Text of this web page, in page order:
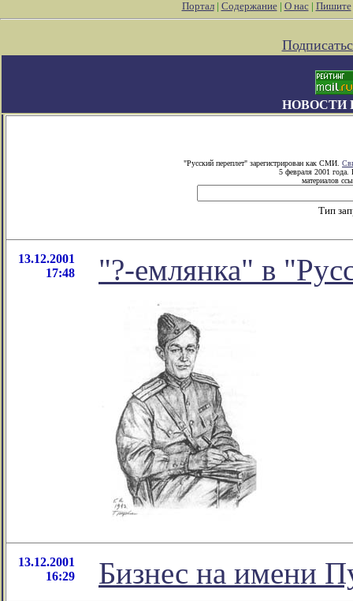
Портал| Содержание| О нас| Пишите
НОВОСТИ
"Русский переплет" зарегистрирован как СМИ.
5 февраля 2001 года.
материалов
Тип
13.12.2001
17:48
"?-емлянка" в
13.12.2001
16:29
Бизнес на имени